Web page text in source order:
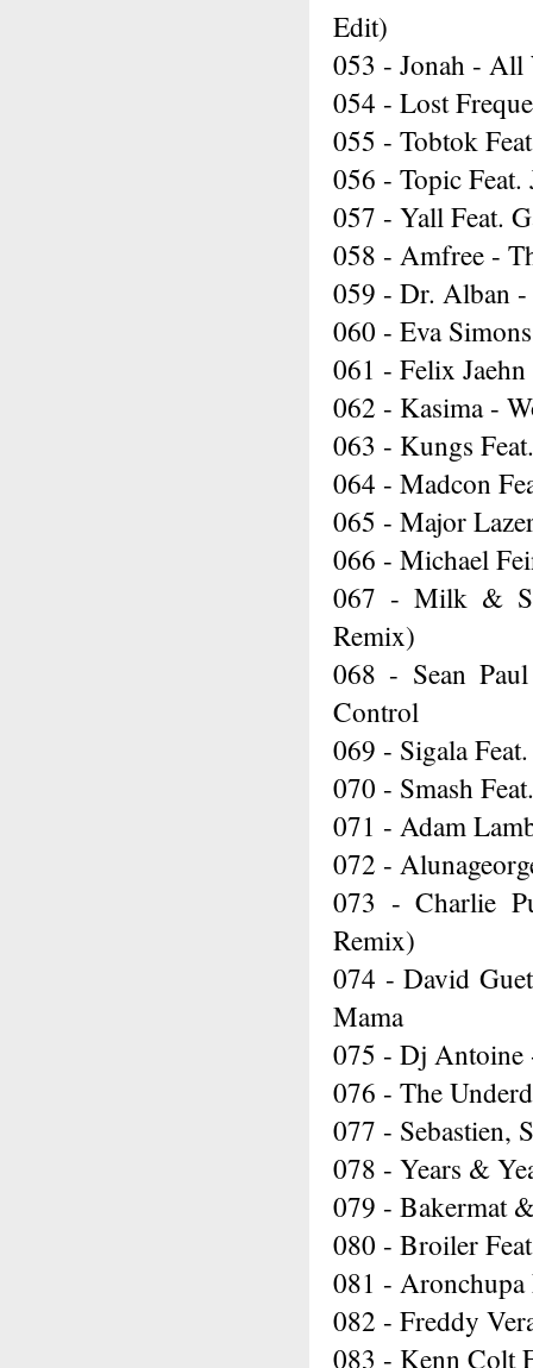
Edit)
053 - Jonah -
054 - Lost
055 - Tobtok
056 - Topic Feat.
057 - Yall Feat.
058 - Amfree -
059 - Dr. Alban
060 - Eva
061 - Felix
062 - Kasima -
063 - Kungs
064 - Madcon
065 - Major
066 - Michael
067 - Milk &
Remix)
068 - Sean
Control
069 - Sigala
070 - Smash
071 - Adam
072 -
073 - Charlie
Remix)
074 - David
Mama
075 - Dj Antoine
076 - The
077 - Sebastien,
078 - Years &
079 - Bakermat
080 - Broiler
081 -
082 - Freddy
083 - Kenn Colt